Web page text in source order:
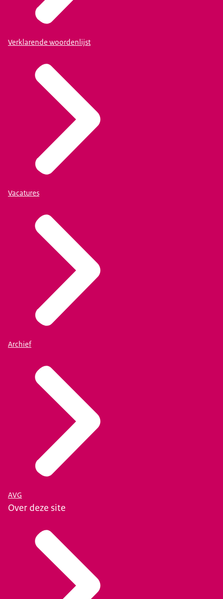
Verklarende woordenlijst
Vacatures
Archief
AVG
Over deze site